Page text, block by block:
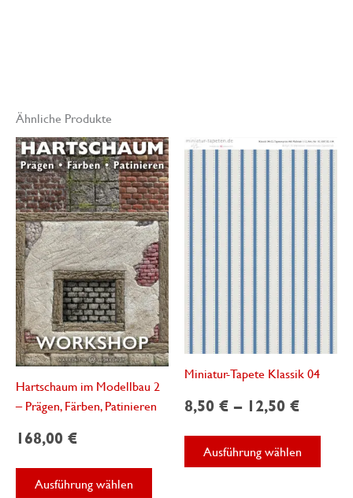
Ähnliche Produkte
Hartschaum im Modellbau 2
– Prägen, Färben, Patinieren
168,00 €
Ausführung wählen
Dieses
Miniatur-Tapete Klassik 04
8,50 € – 12,50 €
Ausführung wählen